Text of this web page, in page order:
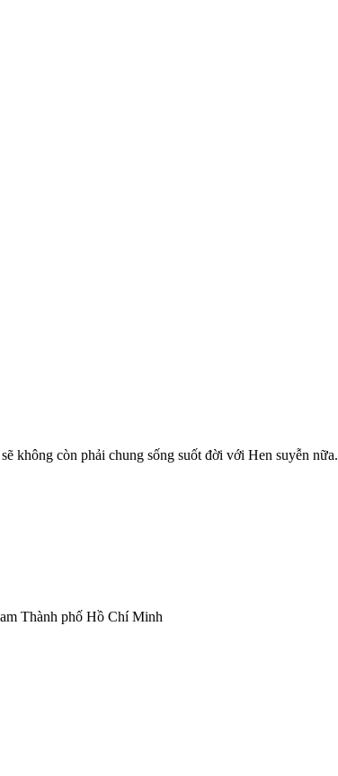
không còn phải chung sống suốt đời với Hen suyễn nữa.
Thành phố Hồ Chí Minh